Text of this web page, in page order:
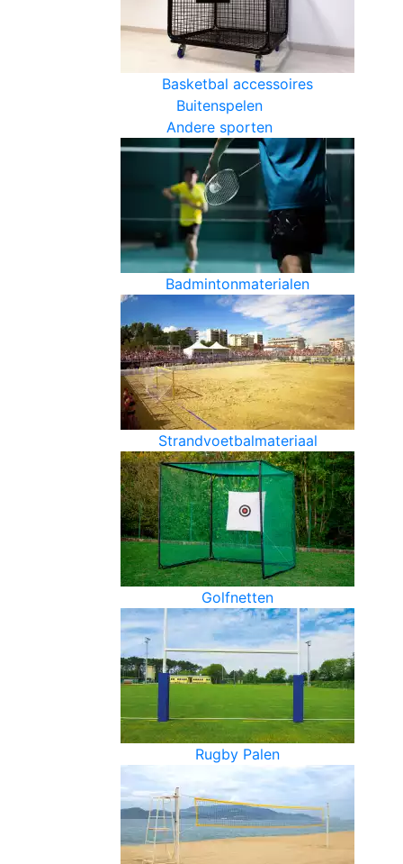
Basketbal accessoires
Buitenspelen
Andere sporten
Badmintonmaterialen
Strandvoetbalmateriaal
Golfnetten
Rugby Palen